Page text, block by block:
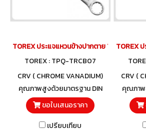
TOREX ประแจแหวนข้างปากตาย 7 มม.
TOREX : TPQ-TRCB07
CRV ( CHROME VANADIUM)
คุณภาพสูงด้วยมาตรฐาน DIN
3113 และวัสดุโครมวานาเดียม
ขอใบเสนอราคา
เปรียบเทียบ
TOREX
CRV (
คุณภาพ
3113